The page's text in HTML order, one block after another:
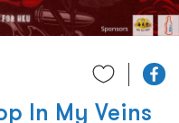
In My Veins